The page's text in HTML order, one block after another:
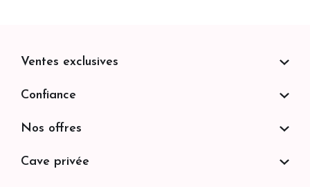
Ventes exclusives
Confiance
Nos offres
Cave privée